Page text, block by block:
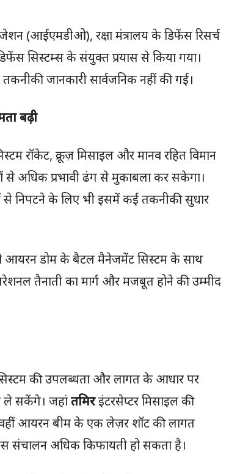
(आईएमडीओ), रक्षा मंत्रालय के डिफेंस रिसर्च
सिस्टम्स के संयुक्त प्रयास से किया गया।
जानकारी सार्वजनिक नहीं की गई।
बढ़ी
रॉकेट, क्रूज़ मिसाइल और मानव रहित विमान
अधिक प्रभावी ढंग से मुकाबला कर सकेगा।
निपटने के लिए भी इसमें कई तकनीकी सुधार
आयरन डोम के बैटल मैनेजमेंट सिस्टम के साथ
तैनाती का मार्ग और मजबूत होने की उम्मीद
की उपलब्धता और लागत के आधार पर
ले सकेंगे। जहांतमिरइंटरसेप्टर मिसाइल की
आयरन बीम के एक लेज़र शॉट की लागत
अधिक किफायती हो सकता है।